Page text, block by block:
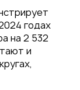
годах
на 2 532
и